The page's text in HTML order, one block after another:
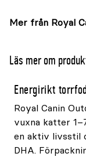
Mer från Royal
Läs mer om
Energirikt
Royal Canin
vuxna katter
en aktiv livsstil
DHA.